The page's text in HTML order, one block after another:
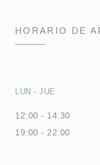
HORARIO DE
LUN - JUE
12:00 - 14:30
19:00 - 22:00